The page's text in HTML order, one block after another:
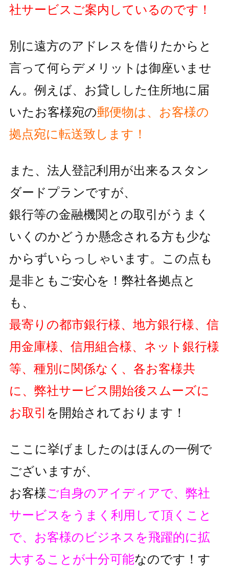
社サービスご案内しているのです！
別に遠方のアドレスを借りたからと
言って何らデメリットは御座いませ
ん。例えば、お貸しした住所地に届
いたお客様宛の郵便物は、お客様の
拠点宛に転送致します！
また、法人登記利用が出来るスタン
ダードプランですが、
銀行等の金融機関との取引がうまく
いくのかどうか懸念される方も少な
からずいらっしゃいます。この点も
是非ともご安心を！弊社各拠点と
も、
最寄りの都市銀行様、地方銀行様、信
用金庫様、信用組合様、ネット銀行様
等、種別に関係なく、各お客様共
に、弊社サービス開始後スムーズに
お取引 を開始されております！
ここに挙げましたのはほんの一例で
ございますが、
お客様ご自身のアイディアで、弊社
サービスをうまく利用して頂くこと
で、 お客様のビジネスを飛躍的に拡
大することが十分可能なのです！ す